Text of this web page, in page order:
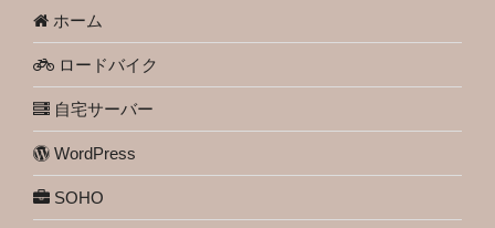
ホーム
ロードバイク
自宅サーバー
WordPress
SOHO